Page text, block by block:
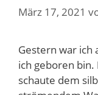
März 17, 2021
Gestern war ich
ich geboren
schaute dem